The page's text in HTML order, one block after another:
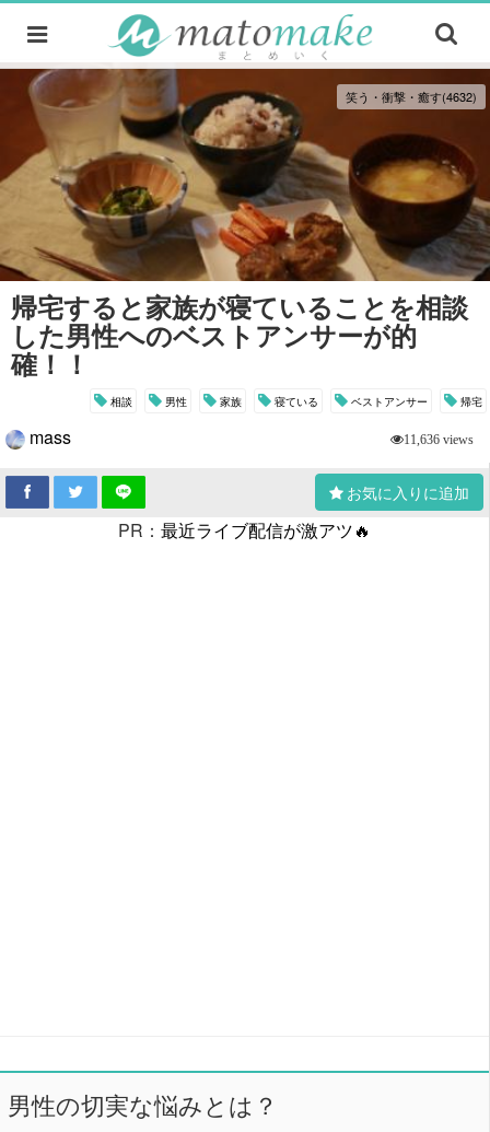
笑う・衝撃・癒す(4632)
帰宅すると家族が寝ていることを相談
した男性へのベストアンサーが的
確！！
相談 男性 家族 寝ている ベストアンサー 帰宅
mass 11,636 views
お気に入りに追加
PR： 最近ライブ配信が激アツ🔥
男性の切実な悩みとは？